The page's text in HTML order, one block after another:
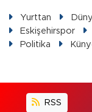
Yurttan
Eskişehirspor
Politika
RSS